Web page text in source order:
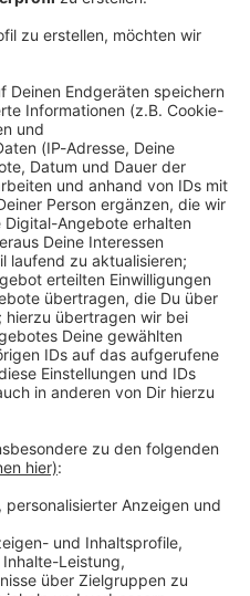
Laufenden
unserem kostenlosen
Ob Nachrichten,
Aktionen - wir
dich.
anmelden